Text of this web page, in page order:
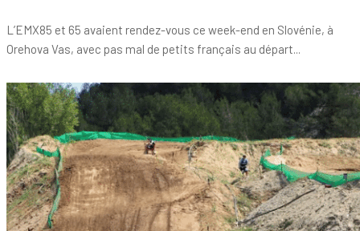
L’EMX85 et 65 avaient rendez-vous ce week-end en Slovénie, à
Orehova Vas, avec pas mal de petits français au départ...